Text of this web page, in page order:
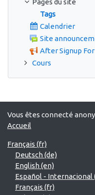
Pages du site
Tags
Calendrier
Site
After Signup
Cours
Vous êtes connecté
Accueil
Français ‎(fr)‎
Deutsch ‎(de)‎
English ‎(en)‎
Español - Internacional
Français ‎(fr)‎